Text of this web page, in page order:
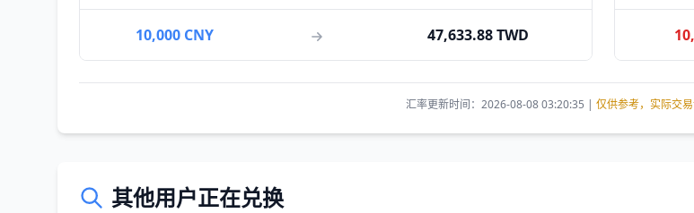
10,000 CNY 47,633.88 TWD
汇率更新时间：2026-08-08 03:20:35 | 仅供参考，实际交
其他用户正在兑换